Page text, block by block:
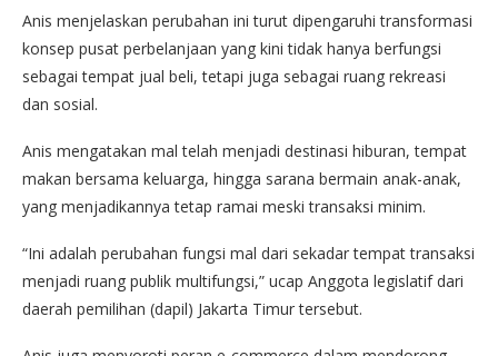
Anis menjelaskan perubahan ini turut dipengaruhi transformasi
konsep pusat perbelanjaan yang kini tidak hanya berfungsi
sebagai tempat jual beli, tetapi juga sebagai ruang rekreasi
dan sosial.
Anis mengatakan mal telah menjadi destinasi hiburan, tempat
makan bersama keluarga, hingga sarana bermain anak-anak,
yang menjadikannya tetap ramai meski transaksi minim.
“Ini adalah perubahan fungsi mal dari sekadar tempat transaksi
menjadi ruang publik multifungsi,” ucap Anggota legislatif dari
daerah pemilihan (dapil) Jakarta Timur tersebut.